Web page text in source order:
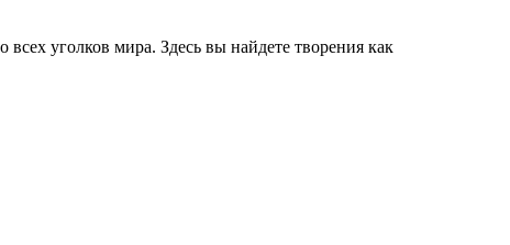
уголков мира. Здесь вы найдете творения как